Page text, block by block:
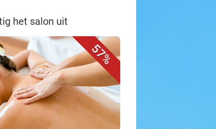
het salon uit
57%